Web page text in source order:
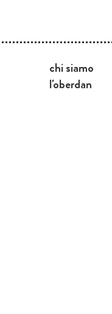
chi siamo
l'oberdan